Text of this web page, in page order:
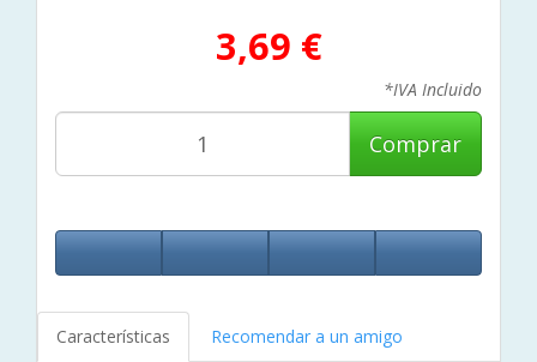
3,69 €
*IVA Incluido
Comprar
Características Recomendar a un amigo